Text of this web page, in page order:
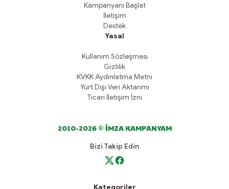
Kampanyanı Başlat
İletişim
Destek
Yasal
Kullanım Sözleşmesi
Gizlilik
KVKK Aydınlatma Metni
Yurt Dışı Veri Aktarımı
Ticari İletişim İzni
2010-2026 © İMZA KAMPANYAM
Bizi Takip Edin
Kategoriler